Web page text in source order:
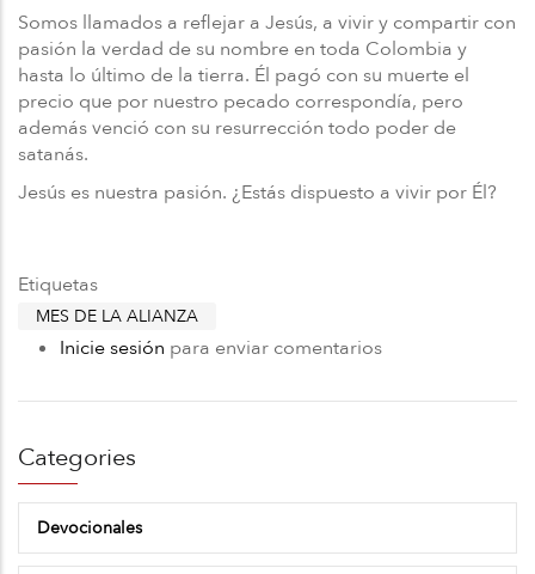
Somos llamados a reflejar a Jesús, a vivir y compartir con
pasión la verdad de su nombre en toda Colombia y
hasta lo último de la tierra. Él pagó con su muerte el
precio que por nuestro pecado correspondía, pero
además venció con su resurrección todo poder de
satanás.
Jesús es nuestra pasión. ¿Estás dispuesto a vivir por Él?
Etiquetas
MES DE LA ALIANZA
Inicie sesión para enviar comentarios
Categories
Devocionales